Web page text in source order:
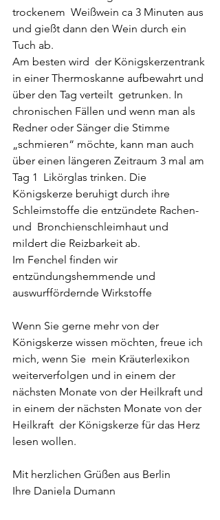
trockenem  Weißwein ca 3 Minuten aus
und gießt dann den Wein durch ein
Tuch ab.
Am besten wird  der Königskerzentrank
in einer Thermoskanne aufbewahrt und
über den Tag verteilt  getrunken. In
chronischen Fällen und wenn man als
Redner oder Sänger die Stimme
„schmieren“ möchte, kann man auch
über einen längeren Zeitraum 3 mal am
Tag 1  Likörglas trinken. Die
Königskerze beruhigt durch ihre
Schleimstoffe die entzündete Rachen-
und  Bronchienschleimhaut und
mildert die Reizbarkeit ab.
Im Fenchel finden wir
entzündungshemmende und
auswurffördernde Wirkstoffe
Wenn Sie gerne mehr von der
Königskerze wissen möchten, freue ich
mich, wenn Sie  mein Kräuterlexikon
weiterverfolgen und in einem der
nächsten Monate von der Heilkraft und
in einem der nächsten Monate von der
Heilkraft  der Königskerze für das Herz
lesen wollen.
Mit herzlichen Grüßen aus Berlin
Ihre Daniela Dumann